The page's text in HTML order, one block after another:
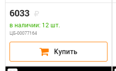
мерцающая, белый провод
6033
в наличии: 12 шт.
ЦБ-00077164